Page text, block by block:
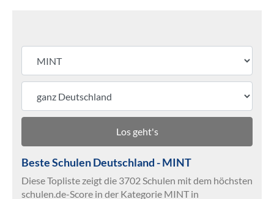
Los geht's
Beste Schulen Deutschland - MINT
Diese Topliste zeigt die 3702 Schulen mit dem höchsten
schulen.de-Score in der Kategorie MINT in